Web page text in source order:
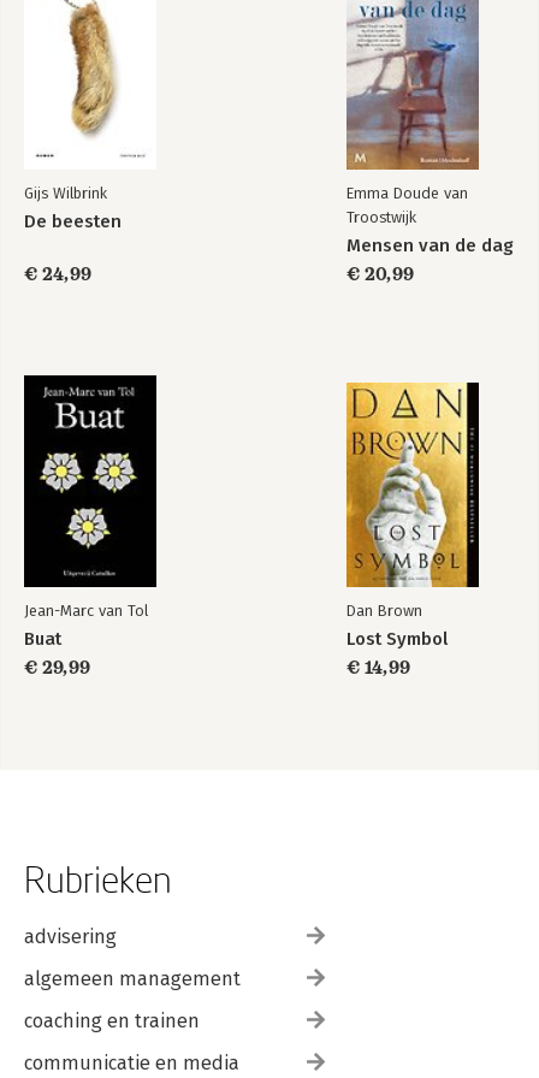
Gijs Wilbrink
De beesten
€ 24,99
Emma Doude van
Troostwijk
Mensen van de dag
€ 20,99
Jean-Marc van Tol
Buat
€ 29,99
Dan Brown
Lost Symbol
€ 14,99
Rubrieken
advisering
algemeen management
coaching en trainen
communicatie en media